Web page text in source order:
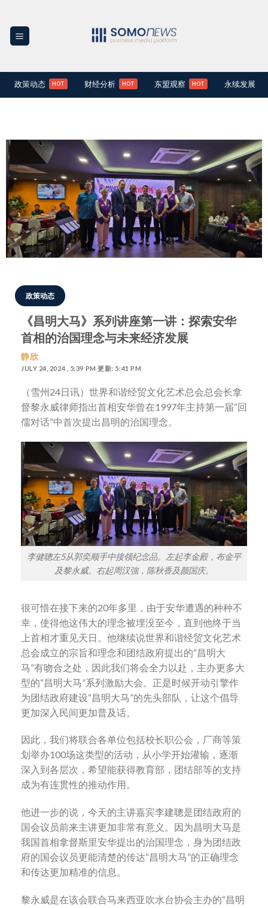
content
政策动态 财经分析 东盟观察 永续发展
政策动态
《昌明大马》系列讲座第一讲：探索安华
首相的治国理念与未来经济发展
静欣
JULY 24, 2024 , 5:39 PM 更新: 5:41 PM
（雪州24日讯）世界和谐经贸文化艺术总会总会长拿
督黎永威律师指出首相安华曾在1997年主持第一届“回
儒对话”中首次提出昌明的治国理念。
李健聰左5从郭奕顺手中接领纪念品。左起李金殿，布金平
及黎永威。右起周汉強，陈秋香及颜国庆。
很可惜在接下来的20年多里，由于安华遭遇的种种不
幸，使得他这伟大的理念被埋没至今，直到他终于当
上首相才重见天日。他继续说世界和谐经贸文化艺术
总会成立的宗旨和理念和团结政府提出的“昌明大
马”有吻合之处，因此我们将会全力以赴，主办更多大
型的“昌明大马”系列激励大会。正是时候开动引擎作
为团结政府建设“昌明大马”的先头部队，让这个倡导
更加深入民间更加普及话。
因此，我们将联合各单位包括校长职公会，厂商等策
划举办100场这类型的活动，从小学开始灌输，逐渐
深入到各层次，希望能获得教育部，团结部等的支持
成为有连贯性的推动作用。
他进一步的说，今天的主讲嘉宾李建聰是团结政府的
国会议员前来主讲更加非常有意义。因为昌明大马是
我国首相拿督斯里安华提出的治国理念，身为团结政
府的国会议员更能清楚的传达“昌明大马”的正确理念
和传达更加精准的信息。
黎永威是在该会联合马来西亚吹水台协会主办的“昌明